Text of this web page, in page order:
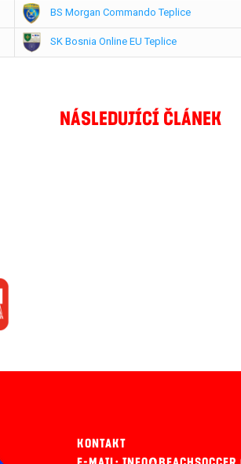
BS Morgan Commando Teplice
SK Bosnia Online EU Teplice
NÁSLEDUJÍCÍ ČLÁNEK
KONTAKT